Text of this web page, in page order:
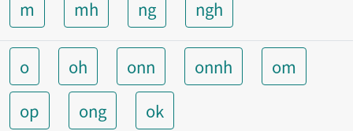
m mh ng ngh
o oh onn onnh
om
op
ong ok